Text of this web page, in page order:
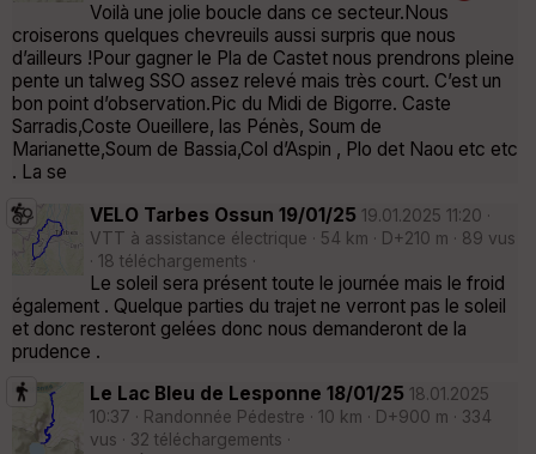
Voilà une jolie boucle dans ce secteur.Nous
croiserons quelques chevreuils aussi surpris que nous
d’ailleurs !Pour gagner le Pla de Castet nous prendrons pleine
pente un talweg SSO assez relevé mais très court. C’est un
bon point d’observation.Pic du Midi de Bigorre. Caste
Sarradis,Coste Oueillere, las Pénès, Soum de
Marianette,Soum de Bassia,Col d’Aspin , Plo det Naou etc etc
. La se
VELO Tarbes Ossun 19/01/25 19.01.2025 11:20 ·
VTT à assistance électrique · 54 km · D+210 m · 89 vus
· 18 téléchargements ·
Le soleil sera présent toute le journée mais le froid
également . Quelque parties du trajet ne verront pas le soleil
et donc resteront gelées donc nous demanderont de la
prudence .
Le Lac Bleu de Lesponne 18/01/25 18.01.2025
10:37 · Randonnée Pédestre · 10 km · D+900 m · 334
vus · 32 téléchargements ·